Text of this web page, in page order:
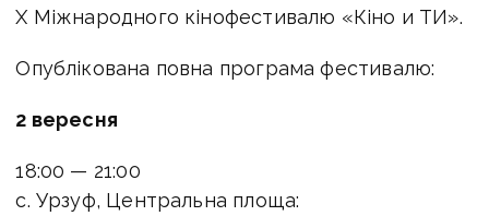
Х Міжнародного кінофестивалю «Кіно и ТИ».
Опублікована повна програма фестивалю:
2 вересня
18:00 — 21:00
с. Урзуф, Центральна площа: